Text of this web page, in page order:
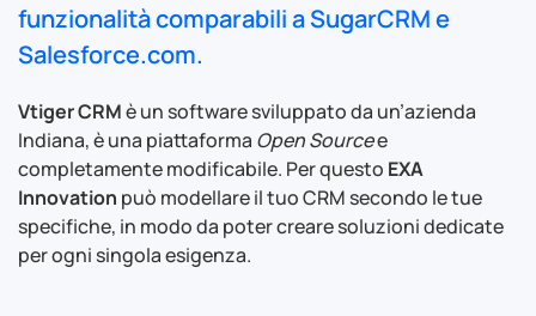
funzionalità comparabili a SugarCRM e
Salesforce.com.
Vtiger CRMè un software sviluppato da un’azienda
Indiana, è una piattaforma Open Sourcee
completamente modificabile. Per questo EXA
Innovation può modellare il tuo CRM secondo le tue
specifiche, in modo da poter creare soluzioni dedicate
per ogni singola esigenza.